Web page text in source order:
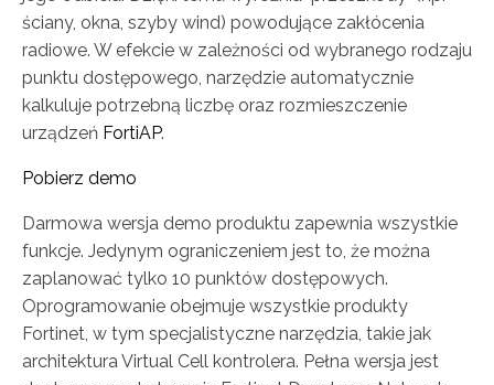
ściany, okna, szyby wind) powodujące zakłócenia
radiowe. W efekcie w zależności od wybranego rodzaju
punktu dostępowego, narzędzie automatycznie
kalkuluje potrzebną liczbę oraz rozmieszczenie
urządzeń FortiAP.
Pobierz demo
Darmowa wersja demo produktu zapewnia wszystkie
funkcje. Jedynym ograniczeniem jest to, że można
zaplanować tylko 10 punktów dostępowych.
Oprogramowanie obejmuje wszystkie produkty
Fortinet, w tym specjalistyczne narzędzia, takie jak
architektura Virtual Cell kontrolera. Pełna wersja jest